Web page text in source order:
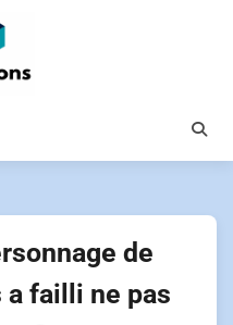
de
a failli ne pas